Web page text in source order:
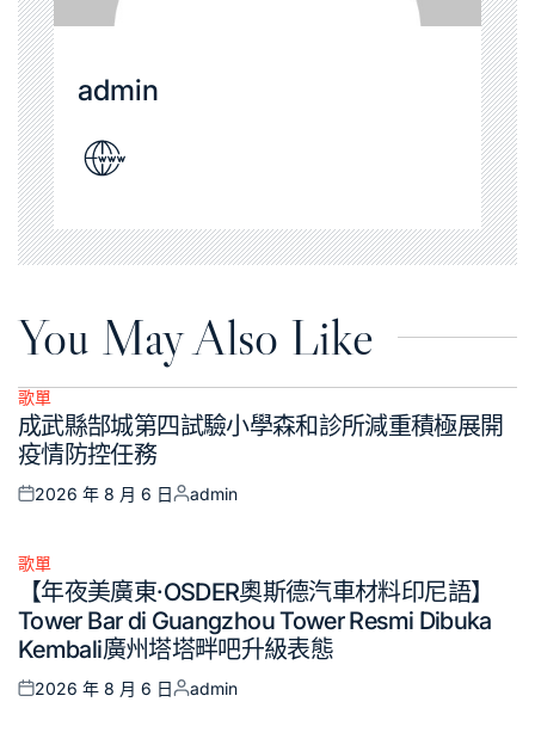
admin
You May Also Like
Posted
in
歌單
成武縣郜城第四試驗小學森和診所減重積極展開
疫情防控任務
Posted
2026 年 8 月 6 日
Posted
admin
Posted
歌單
【年夜美廣東·OSDER奧斯德汽車材料印尼語】
Tower Bar di Guangzhou Tower Resmi Dibuka
Kembali廣州塔塔畔吧升級表態
Posted
2026 年 8 月 6 日
Posted
admin